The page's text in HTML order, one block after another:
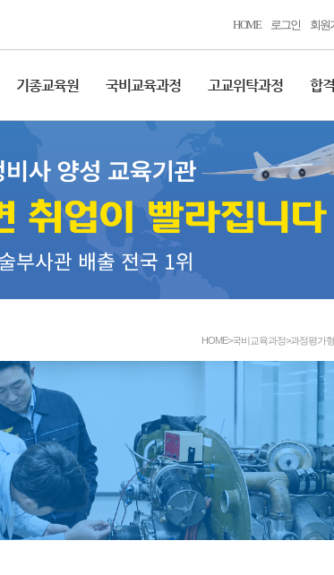
HOME 로그인 회원
기종교육원 국비교육과정 고교위탁과정 합
HOME>국비교육과정>과정평가